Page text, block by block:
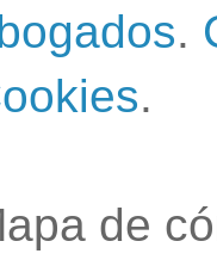
.
.
de